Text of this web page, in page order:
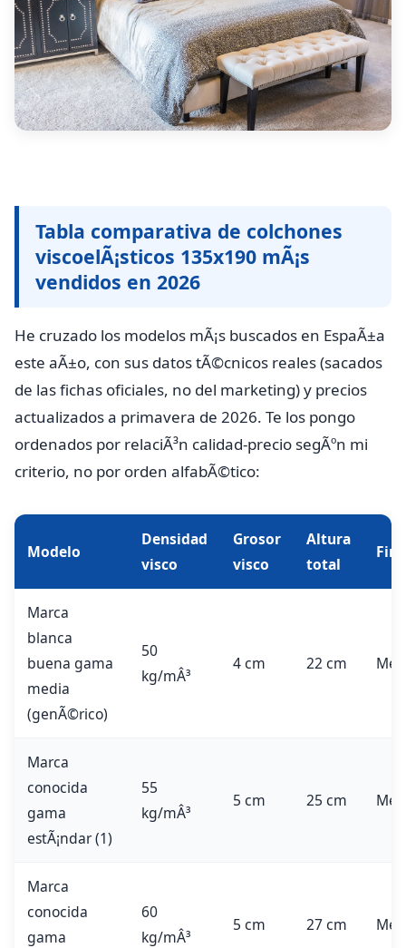
Tabla comparativa de colchones
viscoelÃ¡sticos 135x190 mÃ¡s
vendidos en 2026
He cruzado los modelos mÃ¡s buscados en EspaÃ±a
este aÃ±o, con sus datos tÃ©cnicos reales (sacados
de las fichas oficiales, no del marketing) y precios
actualizados a primavera de 2026. Te los pongo
ordenados por relaciÃ³n calidad-precio segÃºn mi
criterio, no por orden alfabÃ©tico:
Modelo
Densidad
visco
Grosor
visco
Altura
total
Marca
blanca
buena gama
media
(genÃ©rico)
50
kg/mÂ³
4 cm 22 cm
Marca
conocida
gama
estÃ¡ndar (1)
55
kg/mÂ³
5 cm 25 cm
Marca
conocida
gama
60
kg/mÂ³
5 cm 27 cm